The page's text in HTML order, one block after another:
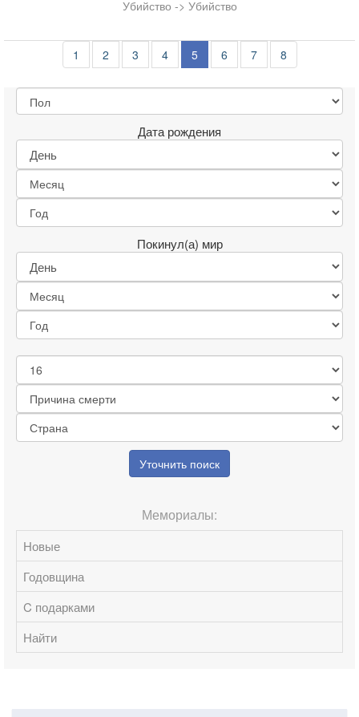
Убийство -> Убийство
1 2 3 4 5 6 7 8
Дата рождения
Покинул(а) мир
Уточнить поиск
Мемориалы:
Новые
Годовщина
C подарками
Найти